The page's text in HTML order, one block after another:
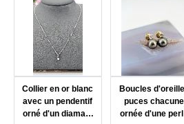
Collier en or blanc
avec un pendentif
orné d'un diamant
Boucles
puces chacune
ornée d'une